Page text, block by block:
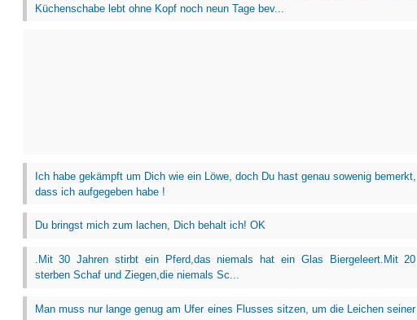
Küchenschabe lebt ohne Kopf noch neun Tage bev...
Ich habe gekämpft um Dich wie ein Löwe, doch Du hast genau sowenig bemerkt,
dass ich aufgegeben habe !
Du bringst mich zum lachen, Dich behalt ich! OK
.Mit 30 Jahren stirbt ein Pferd,das niemals hat ein Glas Biergeleert.Mit 20
sterben Schaf und Ziegen,die niemals Sc...
Man muss nur lange genug am Ufer eines Flusses sitzen, um die Leichen seiner